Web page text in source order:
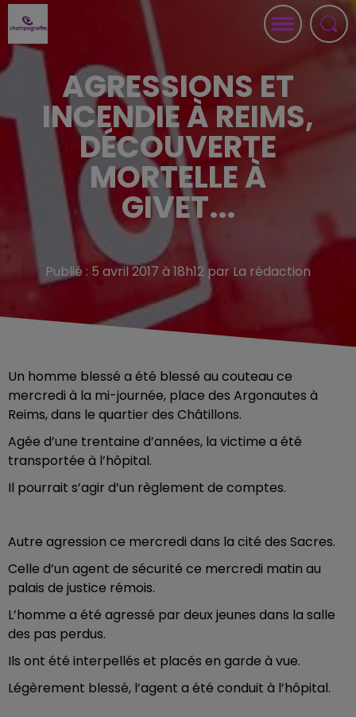
AGRESSIONS ET
INCENDIE À REIMS,
DÉCOUVERTE
MORTELLE À
GIVET...
Publié : 5 avril 2017 à 18h12 par La rédaction
Un homme blessé a été blessé au couteau ce
mercredi à la mi-journée, place des Argonautes à
Reims, dans le quartier des Châtillons.
Agée d’une trentaine d’années, la victime a été
transportée à l’hôpital.
Il pourrait s’agir d’un règlement de comptes.
Autre agression ce mercredi dans la cité des Sacres.
Celle d’un agent de sécurité ce mercredi matin au
palais de justice rémois.
L’homme a été agressé par deux jeunes dans la salle
des pas perdus.
Ils ont été interpellés et placés en garde à vue.
Légèrement blessé, l’agent a été conduit à l’hôpital.